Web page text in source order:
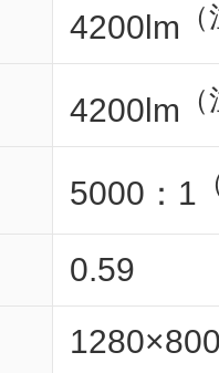
4200lm
4200lm
5000：1
0.59